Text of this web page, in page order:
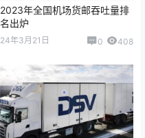
2023年全国机场货邮吞吐量排
名出炉
24年3月21日 0 408